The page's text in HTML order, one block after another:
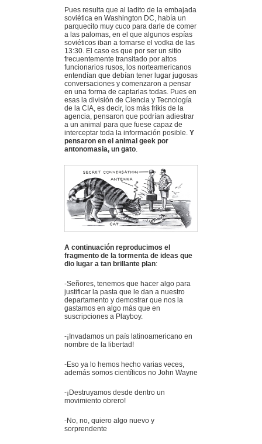
Pues resulta que al ladito de la embajada
soviética en Washington DC, había un
parquecito muy cuco para darle de comer
a las palomas, en el que algunos espías
soviéticos iban a tomarse el vodka de las
13:30. El caso es que por ser un sitio
frecuentemente transitado por altos
funcionarios rusos, los norteamericanos
entendían que debían tener lugar jugosas
conversaciones y comenzaron a pensar
en una forma de captarlas todas. Pues en
esas la división de Ciencia y Tecnología
de la CIA, es decir, los más frikis de la
agencia, pensaron que podrían adiestrar
a un animal para que fuese capaz de
interceptar toda la información posible. Y
pensaron en el animal geek por
antonomasia, un gato.
A continuación reproducimos el
fragmento de la tormenta de ideas que
dio lugar a tan brillante plan:
-Señores, tenemos que hacer algo para
justificar la pasta que le dan a nuestro
departamento y demostrar que nos la
gastamos en algo más que en
suscripciones a Playboy.
-¡Invadamos un país latinoamericano en
nombre de la libertad!
-Eso ya lo hemos hecho varias veces,
además somos científicos no John Wayne
-¡Destruyamos desde dentro un
movimiento obrero!
-No, no, quiero algo nuevo y
sorprendente